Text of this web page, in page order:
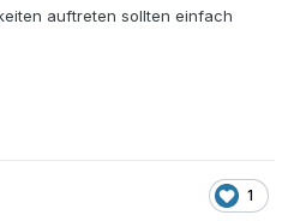
auftreten sollten einfach
1